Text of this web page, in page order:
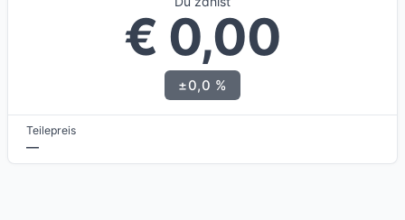
€ 0,00
±0,0 %
Teilepreis
—